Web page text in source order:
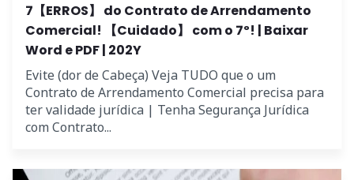
7【ERROS】 do Contrato de Arrendamento
Comercial! 【Cuidado】 com o 7º! | Baixar
Word e PDF | 202Y
Evite (dor de Cabeça) Veja TUDO que o um
Contrato de Arrendamento Comercial precisa para
ter validade jurídica | Tenha Segurança Jurídica
com Contrato...